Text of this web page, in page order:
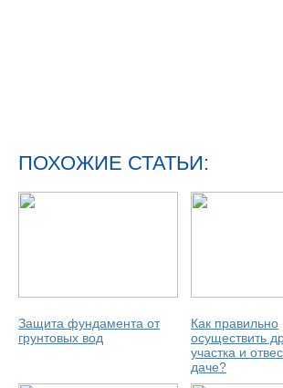
ПОХОЖИЕ СТАТЬИ:
Защита фундамента от
грунтовых вод
Как правильно
осуществить
участка и
даче?